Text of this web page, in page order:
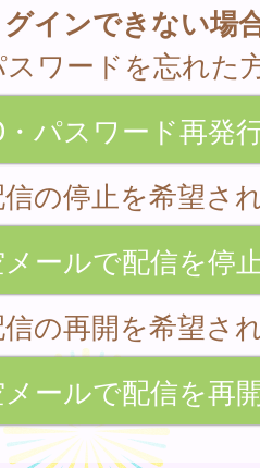
グインできない場
スワードを忘れた
・パスワード再発
の停止を希望さ
メールで配信を停
の再開を希望さ
メールで配信を再